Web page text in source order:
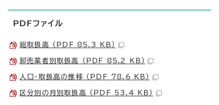
PDFファイル
総取扱高 （PDF 85.3 KB）
卸売業者別取扱高 （PDF 85.2 KB）
人口・取扱高の推移 （PDF 78.6 KB）
区分別の月別取扱高 （PDF 53.4 KB）